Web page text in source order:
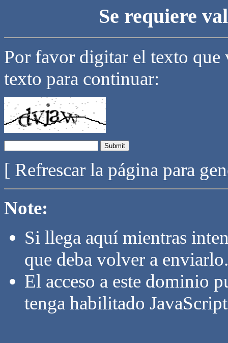
Se requiere
Por favor digitar el texto que
texto para continuar:
[ Refrescar la página para
Note:
Si llega aquí mientras
que deba volver a enviarlo.
El acceso a este dominio
tenga habilitado